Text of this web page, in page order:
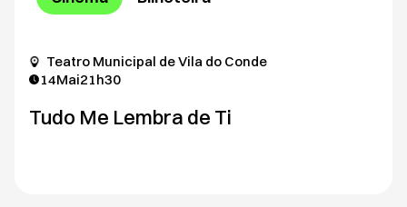
Teatro Municipal de Vila do Conde
14Mai21h30
Tudo Me Lembra de Ti